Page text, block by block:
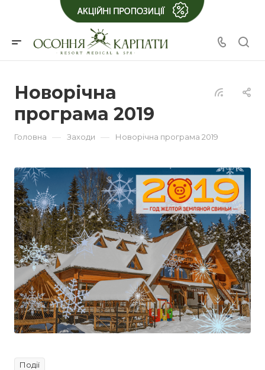
Новорічна
програма 2019
Головна — Заходи — Новорічна програма 2019
Події